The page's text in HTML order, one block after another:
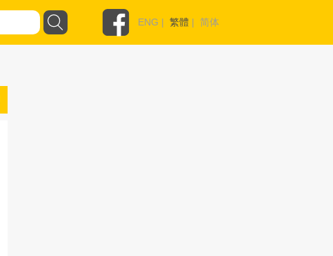
ENG | 繁體 | 简体